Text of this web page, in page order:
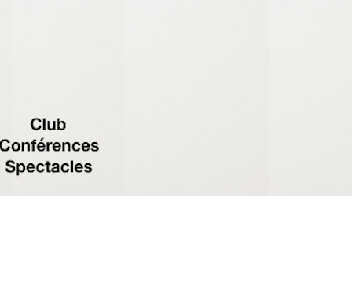
Images de la page d'accueil
Cliquez pour éditer